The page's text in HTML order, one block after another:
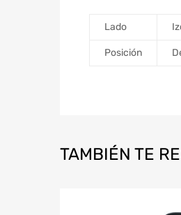
Lado
Posición
TAMBIÉN TE